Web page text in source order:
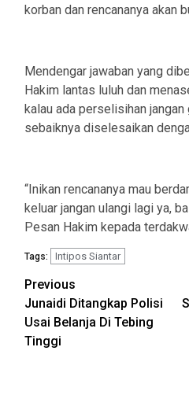
korban dan rencananya akan
Mendengar jawaban yang
Hakim lantas luluh dan
kalau ada perselisihan jangan
sebaiknya diselesaikan
“Inikan rencananya mau
keluar jangan ulangi lagi ya,
Pesan Hakim kepada
Tags: Intipos Siantar
Post
navigation
Previous
Junaidi Ditangkap Polisi
Usai Belanja Di Tebing
Tinggi